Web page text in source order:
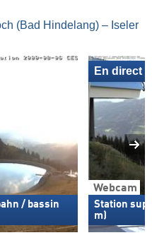
(Bad Hindelang) – Iseler
/ bassin
Webcam
Station
m)
En direct